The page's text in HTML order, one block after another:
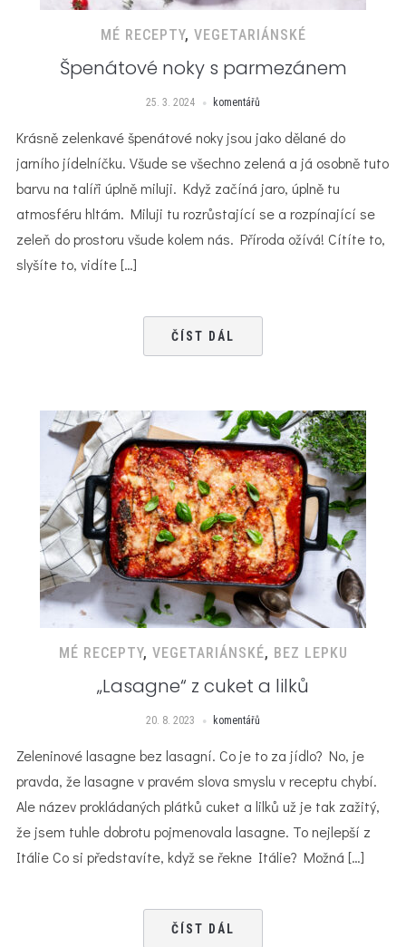
MÉ RECEPTY, VEGETARIÁNSKÉ
Špenátové noky s parmezánem
25. 3. 2024 komentářů
Krásně zelenkavé špenátové noky jsou jako dělané do
jarního jídelníčku. Všude se všechno zelená a já osobně tuto
barvu na talíři úplně miluji. Když začíná jaro, úplně tu
atmosféru hltám. Miluji tu rozrůstající se a rozpínající se
zeleň do prostoru všude kolem nás. Příroda ožívá! Cítíte to,
slyšíte to, vidíte […]
ČÍST DÁL
MÉ RECEPTY, VEGETARIÁNSKÉ, BEZ LEPKU
„Lasagne“ z cuket a lilků
20. 8. 2023 komentářů
Zeleninové lasagne bez lasagní. Co je to za jídlo? No, je
pravda, že lasagne v pravém slova smyslu v receptu chybí.
Ale název prokládaných plátků cuket a lilků už je tak zažitý,
že jsem tuhle dobrotu pojmenovala lasagne. To nejlepší z
Itálie Co si představíte, když se řekne Itálie? Možná […]
ČÍST DÁL